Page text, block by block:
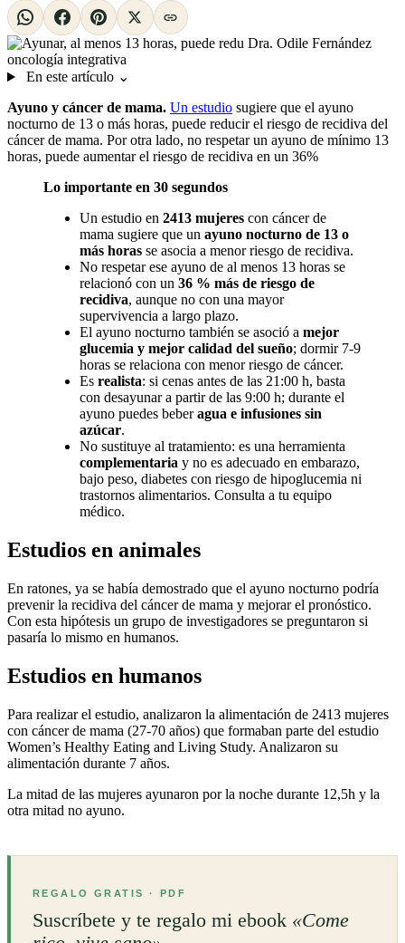
En este artículo ⌄
Ayuno y cáncer de mama. Un estudio sugiere que el ayuno
nocturno de 13 o más horas, puede reducir el riesgo de recidiva del
cáncer de mama. Por otra lado, no respetar un ayuno de mínimo 13
horas, puede aumentar el riesgo de recidiva en un 36%
Lo importante en 30 segundos
Un estudio en 2413 mujeres con cáncer de
mama sugiere que un ayuno nocturno de 13 o
más horas se asocia a menor riesgo de recidiva.
No respetar ese ayuno de al menos 13 horas se
relacionó con un 36 % más de riesgo de
recidiva, aunque no con una mayor
supervivencia a largo plazo.
El ayuno nocturno también se asoció a mejor
glucemia y mejor calidad del sueño; dormir 7-9
horas se relaciona con menor riesgo de cáncer.
Es realista: si cenas antes de las 21:00 h, basta
con desayunar a partir de las 9:00 h; durante el
ayuno puedes beberagua e infusiones sin
azúcar.
No sustituye al tratamiento: es una herramienta
complementaria y no es adecuado en embarazo,
bajo peso, diabetes con riesgo de hipoglucemia ni
trastornos alimentarios. Consulta a tu equipo
médico.
Estudios en animales
En ratones, ya se había demostrado que el ayuno nocturno podría
prevenir la recidiva del cáncer de mama y mejorar el pronóstico.
Con esta hipótesis un grupo de investigadores se preguntaron si
pasaría lo mismo en humanos.
Estudios en humanos
Para realizar el estudio, analizaron la alimentación de 2413 mujeres
con cáncer de mama (27-70 años) que formaban parte del estudio
Women’s Healthy Eating and Living Study. Analizaron su
alimentación durante 7 años.
La mitad de las mujeres ayunaron por la noche durante 12,5h y la
otra mitad no ayuno.
REGALO GRATIS · PDF
Suscríbete y te regalo mi ebook «Come